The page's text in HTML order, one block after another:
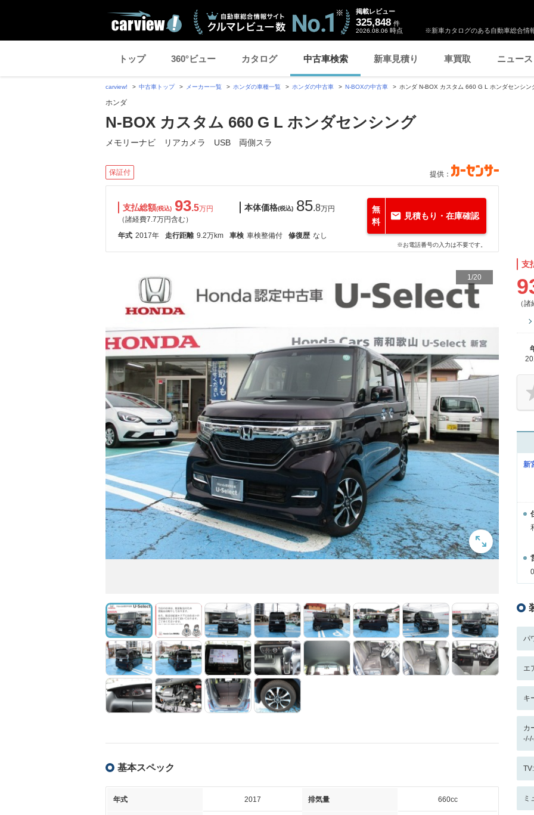
※新車カタログのある自動車総合情
掲載レビュー
325,848 件
2026.08.06 時点
トップ 360°ビュー カタログ 中古車検索 新車見積り 車買取 ニュース
carview! 中古車トップ メーカー一覧 ホンダの車種一覧 ホンダの中古車 N-BOXの中古車 ホンダ N-BOX カスタム 660 G L ホンダセン
ホンダ
N-BOX カスタム 660 G L ホンダセンシング
メモリーナビ リアカメラ USB 両側スラ
保証付 提供：
支払総額(税込) 93.5万円
（諸経費7.7万円含む）
本体価格(税込) 85.8万円
年式 2017年 走行距離 9.2万km 車検 車検整備付 修復歴 なし
無
料
見積もり・在庫確認
※お電話番号の入力は不要です。
1/20
基本スペック
年式 2017 排気量 660cc
支
（
新
パ
エ
キ
カ
ミ